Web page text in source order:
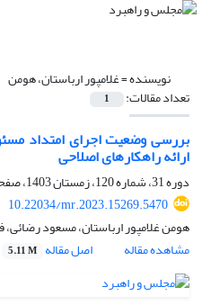
نویسنده =غلامپور ارباستان، هومن
تعداد مقالات: 1
بررسی وضعیت اجرای امتداد
ارائه راهکارهای اصلاحی
دوره 31، شماره 120، زمستان 1403، صفحه
10.22034/mr.2023.15269.5470
هومن غلامپور ارباستان، مسعود رضائی،
مشاهده مقاله
اصل مقاله 5.11 M